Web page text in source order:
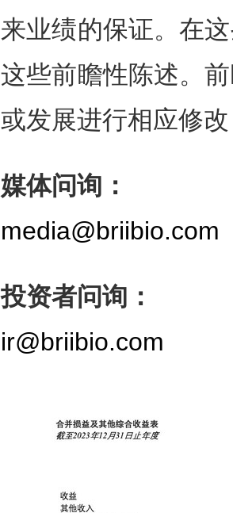
来业绩的保证。在
这些前瞻性陈述。
或发展进行相应修
媒体问询：
media@briibio.com
投资者问询：
ir@briibio.com